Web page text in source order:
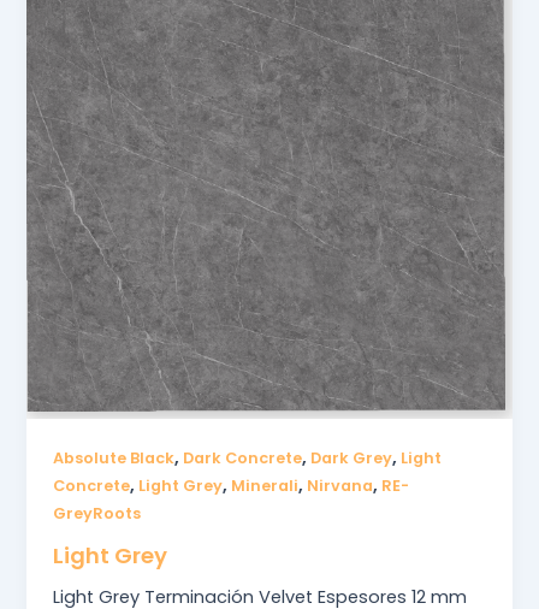
Absolute Black, Dark Concrete, Dark Grey, Light
Concrete, Light Grey, Minerali, Nirvana, RE-
GreyRoots
Light Grey
Light Grey Terminación Velvet Espesores 12 mm